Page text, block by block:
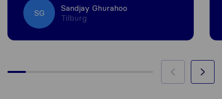
SG
Sandjay Ghurahoo
Tilburg